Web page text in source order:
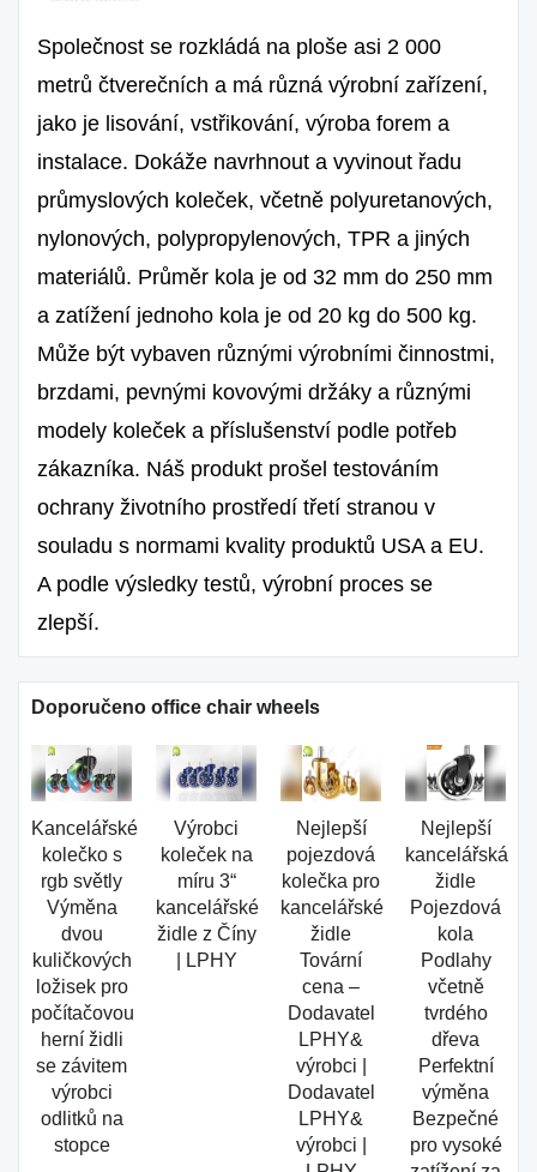
Společnost se rozkládá na ploše asi 2 000
metrů čtverečních a má různá výrobní zařízení,
jako je lisování, vstřikování, výroba forem a
instalace. Dokáže navrhnout a vyvinout řadu
průmyslových koleček, včetně polyuretanových,
nylonových, polypropylenových, TPR a jiných
materiálů. Průměr kola je od 32 mm do 250 mm
a zatížení jednoho kola je od 20 kg do 500 kg.
Může být vybaven různými výrobními činnostmi,
brzdami, pevnými kovovými držáky a různými
modely koleček a příslušenství podle potřeb
zákazníka. Náš produkt prošel testováním
ochrany životního prostředí třetí stranou v
souladu s normami kvality produktů USA a EU.
A podle výsledky testů, výrobní proces se
zlepší.
Doporučeno office chair wheels
Kancelářské
kolečko s
rgb světly
Výměna
dvou
kuličkových
ložisek pro
počítačovou
herní židli
se závitem
výrobci
odlitků na
stopce
Výrobci
koleček na
míru 3“
kancelářské
židle z Číny
| LPHY
Nejlepší
pojezdová
kolečka pro
kancelářské
židle
Tovární
cena –
Dodavatel
LPHY&
výrobci |
Dodavatel
LPHY&
výrobci |
Nejlepší
kancelářská
židle
Pojezdová
kola
Podlahy
včetně
tvrdého
dřeva
Perfektní
výměna
Bezpečné
pro vysoké